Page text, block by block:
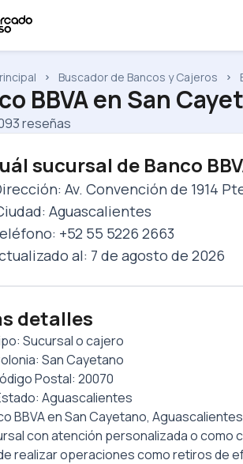
Buscador de Bancos y Cajeros
BBVAen San
reseñas
sucursal de Banco
Av. Convención de 1914
Aguascalientes
+52 55 5226 2663
al: 7 de agosto de 2026
detalles
Sucursal o cajero
San Cayetano
Postal: 20070
Aguascalientes
BBVAenSan Cayetano, Aguascalientes
con atención personalizada o como
realizar operaciones como retiros de